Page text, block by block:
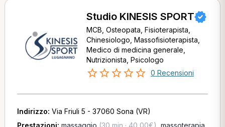
Studio KINESIS SPORT
MCB, Osteopata, Fisioterapista,
Chinesiologo, Massofisioterapista,
Medico di medicina generale,
Nutrizionista, Psicologo
0 Recensioni
Indirizzo: Via Friuli 5 - 37060 Sona (VR)
Prestazioni: massaggio (30 min · 40,00€) massoterapia